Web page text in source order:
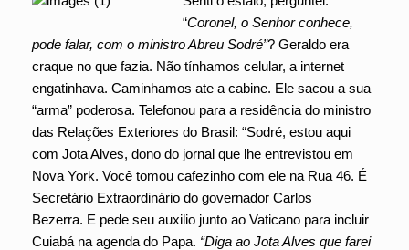
“Coronel, o Senhor conhece,
pode falar, com o ministro Abreu Sodré”? Geraldo era
craque no que fazia. Não tínhamos celular, a internet
engatinhava. Caminhamos ate a cabine. Ele sacou a sua
“arma” poderosa. Telefonou para a residência do ministro
das Relações Exteriores do Brasil: “Sodré, estou aqui
com Jota Alves, dono do jornal que lhe entrevistou em
Nova York. Você tomou cafezinho com ele na Rua 46. É
Secretário Extraordinário do governador Carlos
Bezerra. E pede seu auxilio junto ao Vaticano para incluir
Cuiabá na agenda do Papa. “Diga ao Jota Alves que farei